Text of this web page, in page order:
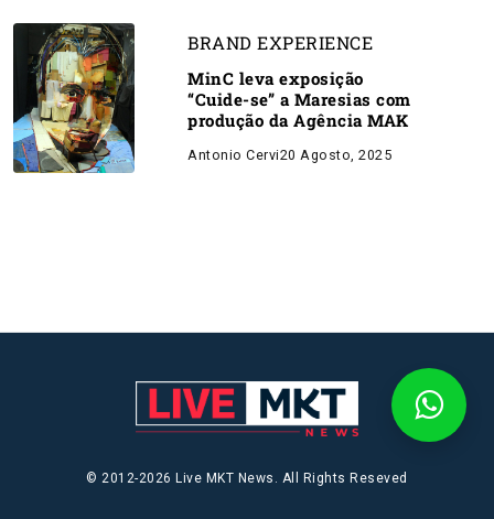
BRAND EXPERIENCE
MinC leva exposição
“Cuide-se” a Maresias com
produção da Agência MAK
Antonio Cervi20 Agosto, 2025
© 2012-2026 Live MKT News. All Rights Reseved